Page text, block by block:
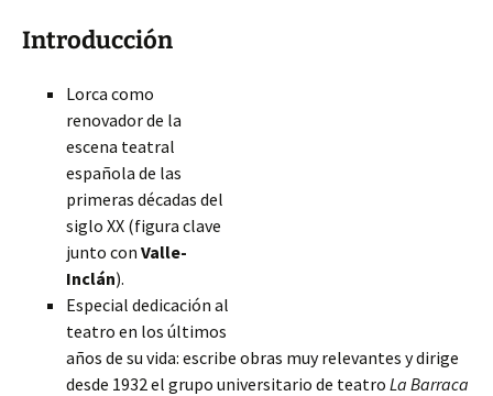
Introducción
Lorca como
renovador de la
escena teatral
española de las
primeras décadas del
siglo XX (figura clave
junto con Valle-
Inclán).
Especial dedicación al
teatro en los últimos
años de su vida: escribe obras muy relevantes y dirige
desde 1932 el grupo universitario de teatro La Barraca